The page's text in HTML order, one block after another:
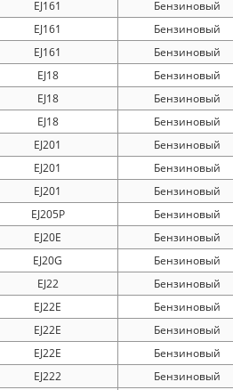
EJ161 Бензиновый
EJ161 Бензиновый
EJ161 Бензиновый
EJ18 Бензиновый
EJ18 Бензиновый
EJ18 Бензиновый
EJ201 Бензиновый
EJ201 Бензиновый
EJ201 Бензиновый
EJ205P Бензиновый
EJ20E Бензиновый
EJ20G Бензиновый
EJ22 Бензиновый
EJ22E Бензиновый
EJ22E Бензиновый
EJ22E Бензиновый
EJ222 Бензиновый